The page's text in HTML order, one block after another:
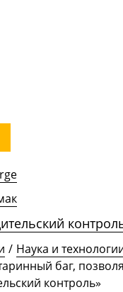
/ Наука и
баг,
контроль»